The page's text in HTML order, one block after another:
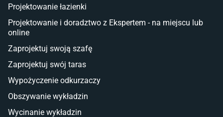
Płytki na balkon
Lampy stojące LED
Płytki
Płytki Cersanit
Płytki wielkoformatowe
Glazura
Płytki marmurowe
Projektowanie łazienki
Projektowanie i doradztwo z Ekspertem - na miejscu lub
online
Zaprojektuj swoją szafę
Zaprojektuj swój taras
Wypożyczenie odkurzaczy
Obszywanie wykładzin
Wycinanie wykładzin